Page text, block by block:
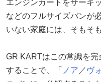
エンジンカートをサーキ
などのフルサイズバンが
いない家庭には、そもそ
GR KARTはこの常識を
することで、「 ノア ／ ヴ